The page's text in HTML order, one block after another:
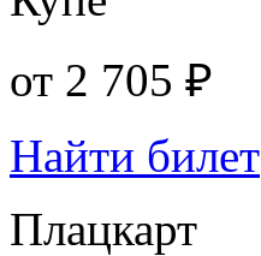
от 2 705 ₽
Найти билет
Плацкарт